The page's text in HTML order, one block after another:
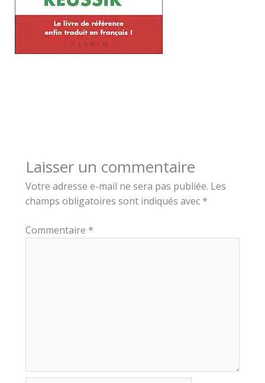
Laisser un commentaire
Votre adresse e-mail ne sera pas publiée. Les
champs obligatoires sont indiqués avec *
Commentaire *